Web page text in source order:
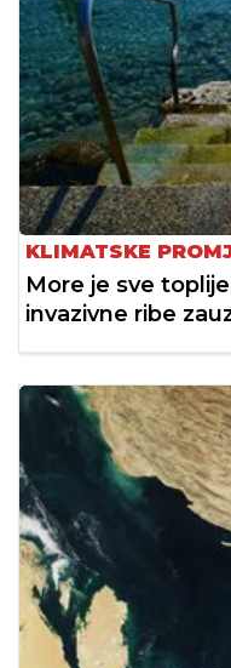
KLIMATSKE
More je sve
invazivne ribe